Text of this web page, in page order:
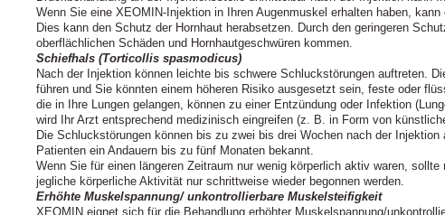
Wenn Sie eine XEOMIN-Injektion in Ihren Augenmuskel erhalten haben,
Dies kann den Schutz der Hornhaut herabsetzen. Durch den geringeren
oberflächlichen Schäden und Hornhautgeschwüren kommen.
Schiefhals (Torticollis spasmodicus)
Nach der Injektion können leichte bis schwere Schluckstörungen auftreten.
führen und Sie könnten einem höheren Risiko ausgesetzt sein, feste oder
die in Ihre Lungen gelangen, können zu einer Entzündung oder Infektion
wird Ihr Arzt entsprechend medizinisch eingreifen (z. B. in Form von
Die Schluckstörungen können bis zu zwei bis drei Wochen nach der
Patienten ein Andauern bis zu fünf Monaten bekannt.
Wenn Sie für einen längeren Zeitraum nur wenig körperlich aktiv waren,
jegliche körperliche Aktivität nur schrittweise wieder begonnen werden.
Erhöhte Muskelspannung/ unkontrollierbare Muskelsteifigkeit
XEOMIN eignet sich für die Behandlung erhöhter Muskelspannung/